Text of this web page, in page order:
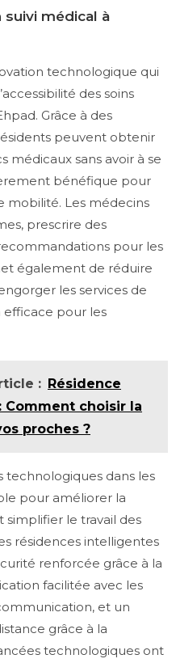
médical à
technologique qui
des soins
Grâce à des
peuvent obtenir
médicaux sans avoir à se
bénéfique pour
mobilité. Les médecins
prescrire des
pour les
également de réduire
les services de
efficace pour les
: Résidence
Comment choisir la
proches ?
technologiques dans les
pour améliorer la
simplifier le travail des
résidences intelligentes
renforcée grâce à la
facilitée avec les
et un
grâce à la
technologiques ont